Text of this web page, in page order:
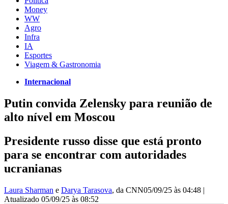
Money
WW
Agro
Infra
IA
Esportes
Viagem & Gastronomia
Internacional
Putin convida Zelensky para reunião de
alto nível em Moscou
Presidente russo disse que está pronto
para se encontrar com autoridades
ucranianas
Laura Sharman e Darya Tarasova, da CNN05/09/25 às 04:48 |
Atualizado 05/09/25 às 08:52